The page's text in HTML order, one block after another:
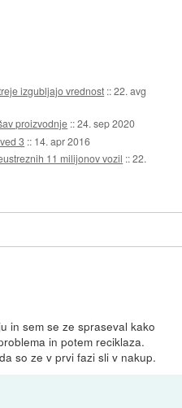
izgubljajo vrednost ::22. avg
proizvodnje ::24. sep 2020
3 :: 14. apr 2016
11 milijonov vozil ::22.
in sem se ze spraseval kako
in potem reciklaza.
so ze v prvi fazi sli v nakup.